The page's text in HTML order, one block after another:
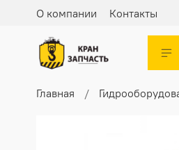
О компании Контакты
Главная